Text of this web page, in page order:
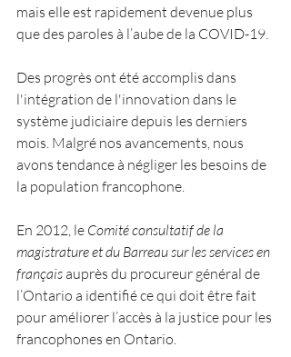
mais elle est rapidement devenue plus
que des paroles à l’aube de la COVID-19.
Des progrès ont été accomplis dans
l'intégration de l'innovation dans le
système judiciaire depuis les derniers
mois. Malgré nos avancements, nous
avons tendance à négliger les besoins de
la population francophone.
En 2012, le Comité consultatif de la
magistrature et du Barreau sur les services en
français auprès du procureur général de
l’Ontario a identifié ce qui doit être fait
pour améliorer l’accès à la justice pour les
francophones en Ontario.